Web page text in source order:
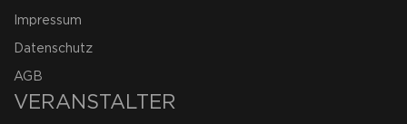
Impressum
Datenschutz
AGB
VERANSTALTER